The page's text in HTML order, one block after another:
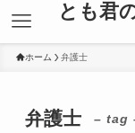
とも君
ホーム 弁護士
弁護士 – tag